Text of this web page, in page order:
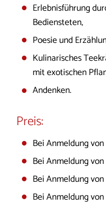
Erlebnisführung
Bediensteten,
Poesie und
Kulinarisches
mit exotischen
Andenken.
Preis:
Bei Anmeldung
Bei Anmeldung
Bei Anmeldung
Bei Anmeldung